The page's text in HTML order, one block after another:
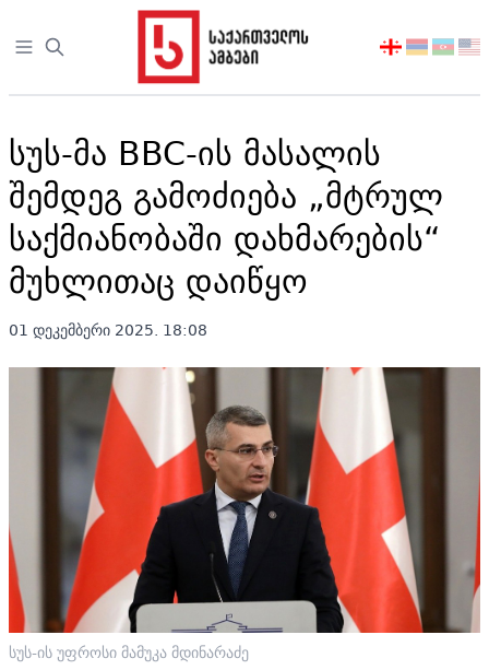
Open sidebar
აირჩიეთ
სუს-მა BBC-ის მასალის
შემდეგ გამოძიება „მტრულ
საქმიანობაში დახმარების“
მუხლითაც დაიწყო
01 დეკემბერი 2025. 18:08
სუს-ის უფროსი მამუკა მდინარაძე